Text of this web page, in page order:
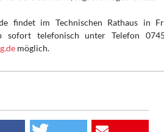
findet im Technischen Rathaus in
sofort telefonisch unter Telefon
möglich.